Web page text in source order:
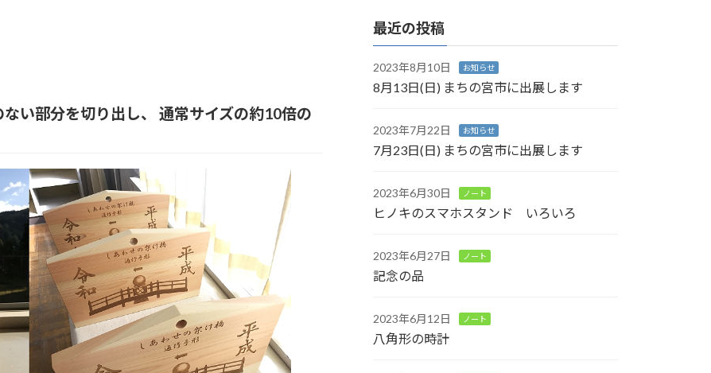
い部分を切り出し、 通常サイズの約10倍の
最近の投稿
2023年8月10日 お知らせ
8月13日(日) まちの宮市に出展します
2023年7月22日 お知らせ
7月23日(日) まちの宮市に出展します
2023年6月30日 ノート
ヒノキのスマホスタンド いろいろ
2023年6月27日 ノート
記念の品
2023年6月12日 ノート
八角形の時計